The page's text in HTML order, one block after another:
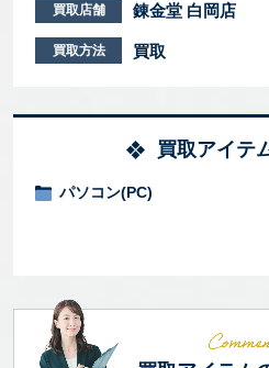
買取店舗 錬金堂 白岡店
買取方法 買取
買取アイテ
パソコン(PC)